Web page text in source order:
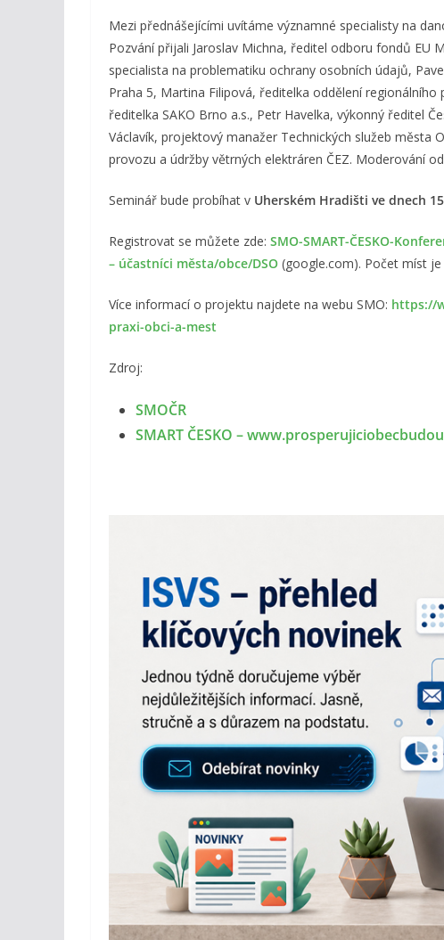
Mezi přednášejícími uvítáme významné specialisty na
Pozvání přijali Jaroslav Michna, ředitel odboru fondů
specialista na problematiku ochrany osobních údajů,
Praha 5, Martina Filipová, ředitelka oddělení regionálního
ředitelka SAKO Brno a.s., Petr Havelka, výkonný ředitel
Václavík, projektový manažer Technických služeb města
provozu a údržby větrných elektráren ČEZ. Moderování
Seminář bude probíhat v Uherském Hradišti ve dnech
Registrovat se můžete zde: SMO-SMART-ČESKO-
– účastníci města/obce/DSO (google.com). Počet míst je
Více informací o projektu najdete na webu SMO: https://
praxi-obci-a-mest
Zdroj:
SMOČR
SMART ČESKO –